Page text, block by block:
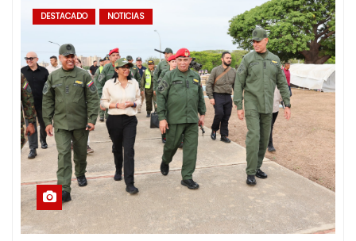
DESTACADO NOTICIAS